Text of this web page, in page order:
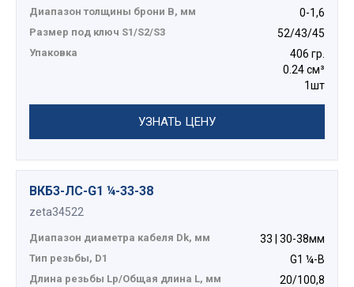
Диапазон толщины брони В, мм 0-1,6
Размер под ключ S1/S2/S3 52/43/45
Упаковка
406 гр.
0.24 см³
1шт
УЗНАТЬ ЦЕНУ
ВКБ3-ЛС-G1 ¼-33-38
zeta34522
Диапазон диаметра кабеля Dk, мм 33 | 30-38мм
Тип резьбы, D1 G1 ¼-B
Длина резьбы Lp/Общая длина L, мм 20/100,8